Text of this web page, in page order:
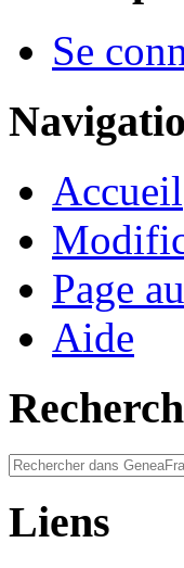
Se
Accueil
Page
Aide
Liens